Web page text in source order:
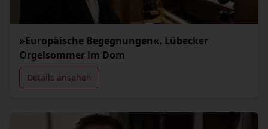
»Europäische Begegnungen«. Lübecker
Orgelsommer im Dom
Details ansehen